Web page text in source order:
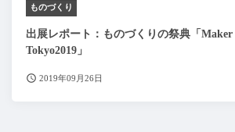
ものづくり
出展レポート：ものづくりの祭典「Maker
Tokyo2019」
2019年09月26日